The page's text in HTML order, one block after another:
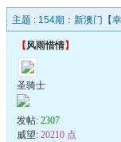
主题 : 154期：新澳门【
【风雨惜情】
圣骑士
发帖: 2307
威望: 20210 点